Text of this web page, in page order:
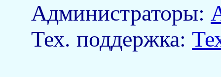
Aдминистраторы:
Тех. поддержка: